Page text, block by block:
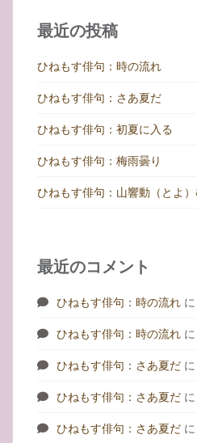
最近の投稿
ひねもす俳句：時の流れ
ひねもす俳句：さあ夏だ
ひねもす俳句：初夏に入る
ひねもす俳句：梅雨曇り
ひねもす俳句：山響動（とよ
最近のコメント
ひねもす俳句：時の流れ に
ひねもす俳句：時の流れ に
ひねもす俳句：さあ夏だ に
ひねもす俳句：さあ夏だ に
ひねもす俳句：さあ夏だ に